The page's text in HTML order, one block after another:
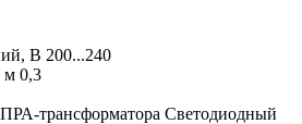
В 200...240
м 0,3
трансформатора Светодиодный